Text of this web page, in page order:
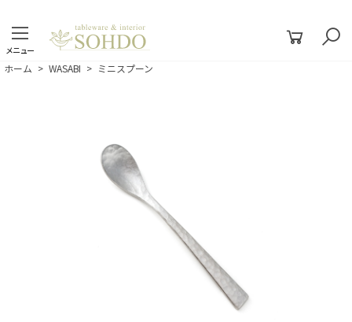
メニュー
ホーム > WASABI > ミニスプーン